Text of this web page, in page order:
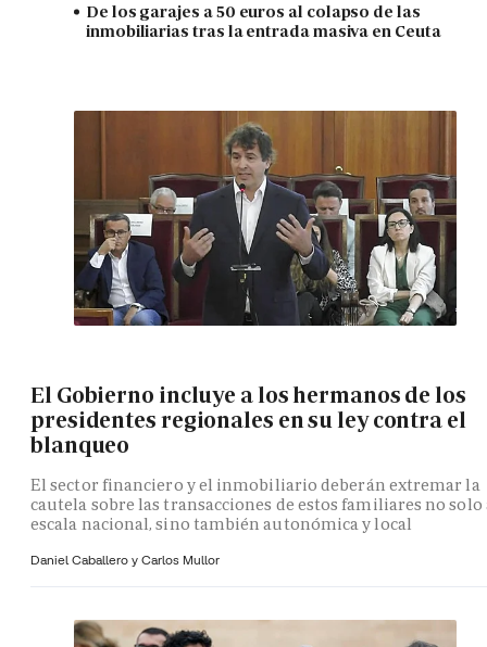
De los garajes a 50 euros al colapso de las
inmobiliarias tras la entrada masiva en Ceuta
El Gobierno incluye a los hermanos de los
presidentes regionales en su ley contra el
blanqueo
El sector financiero y el inmobiliario deberán extremar la
cautela sobre las transacciones de estos familiares no solo
escala nacional, sino también autonómica y local
Daniel Caballero y Carlos Mullor